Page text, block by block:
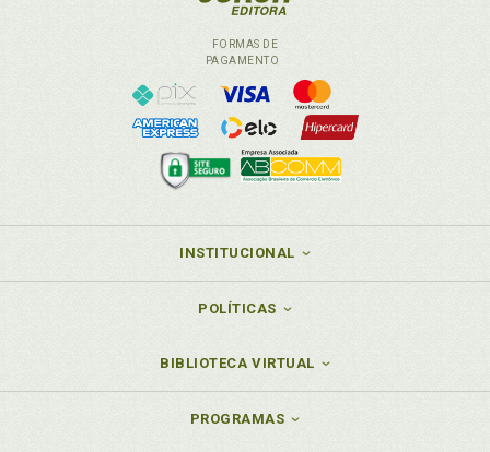
FORMAS DE
PAGAMENTO
INSTITUCIONAL
POLÍTICAS
BIBLIOTECA VIRTUAL
PROGRAMAS